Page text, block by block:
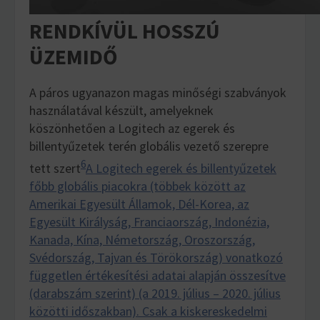
RENDKÍVÜL HOSSZÚ
ÜZEMIDŐ
A páros ugyanazon magas minőségi szabványok
használatával készült, amelyeknek
köszönhetően a Logitech az egerek és
billentyűzetek terén globális vezető szerepre
tett szert6A Logitech egerek és billentyűzetek
főbb globális piacokra (többek között az
Amerikai Egyesült Államok, Dél-Korea, az
Egyesült Királyság, Franciaország, Indonézia,
Kanada, Kína, Németország, Oroszország,
Svédország, Tajvan és Törökország) vonatkozó
független értékesítési adatai alapján összesítve
(darabszám szerint) (a 2019. július – 2020. július
közötti időszakban). Csak a kiskereskedelmi